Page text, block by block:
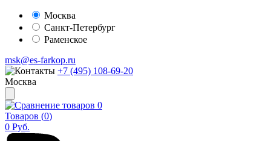
Москва
Санкт-Петербург
Раменское
msk@es-farkop.ru
+7 (495) 108-69-20
Москва
0
Товаров (0)
0 Руб.